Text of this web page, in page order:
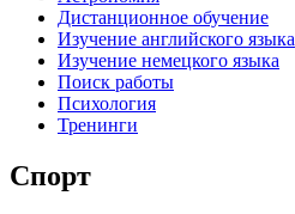
Дистанционное обучение
Изучение английского языка
Изучение немецкого языка
Поиск работы
Психология
Тренинги
Спорт